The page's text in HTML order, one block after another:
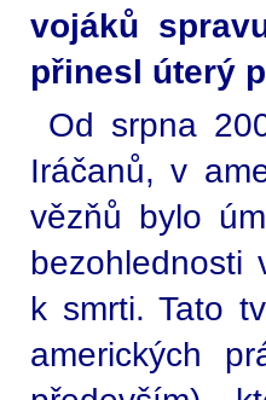
vojáků
přinesl úterý
Od srpna
Iráčanů, v
vězňů bylo
bezohlednosti
k smrti. Tato
amerických